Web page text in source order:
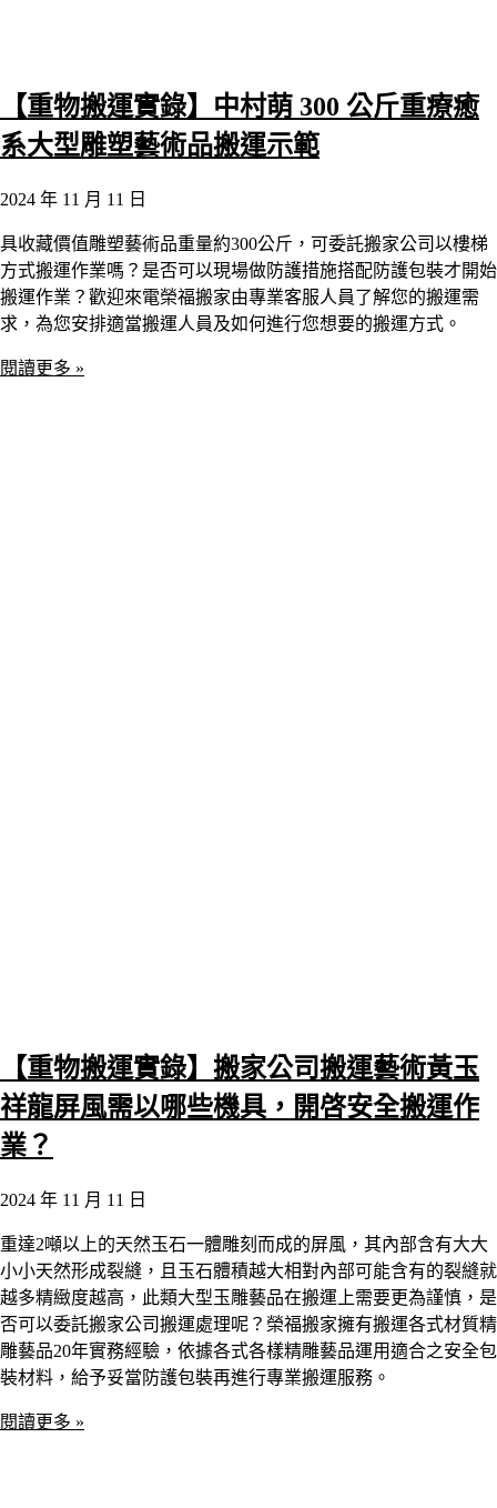
【重物搬運實錄】中村萌 300 公斤重療癒
系大型雕塑藝術品搬運示範
2024 年 11 月 11 日
具收藏價值雕塑藝術品重量約300公斤，可委託搬家公司以樓梯
方式搬運作業嗎？是否可以現場做防護措施搭配防護包裝才開始
搬運作業？歡迎來電榮福搬家由專業客服人員了解您的搬運需
求，為您安排適當搬運人員及如何進行您想要的搬運方式。
閱讀更多 »
【重物搬運實錄】搬家公司搬運藝術黃玉
祥龍屏風需以哪些機具，開啓安全搬運作
業？
2024 年 11 月 11 日
重達2噸以上的天然玉石一體雕刻而成的屏風，其內部含有大大
小小天然形成裂縫，且玉石體積越大相對內部可能含有的裂縫就
越多精緻度越高，此類大型玉雕藝品在搬運上需要更為謹慎，是
否可以委託搬家公司搬運處理呢？榮福搬家擁有搬運各式材質精
雕藝品20年實務經驗，依據各式各樣精雕藝品運用適合之安全包
裝材料，給予妥當防護包裝再進行專業搬運服務。
閱讀更多 »